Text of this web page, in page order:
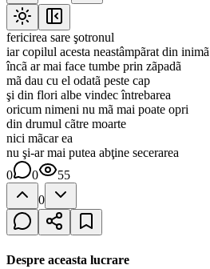
fericirea sare şotronul
iar copilul acesta neastâmpãrat din inimã
încã ar mai face tumbe prin zãpadã
mã dau cu el odatã peste cap
şi din flori albe vindec întrebarea
oricum nimeni nu mã mai poate opri
din drumul cãtre moarte
nici mãcar ea
nu şi-ar mai putea abţine secerarea
0
0
55
0
Despre aceasta lucrare